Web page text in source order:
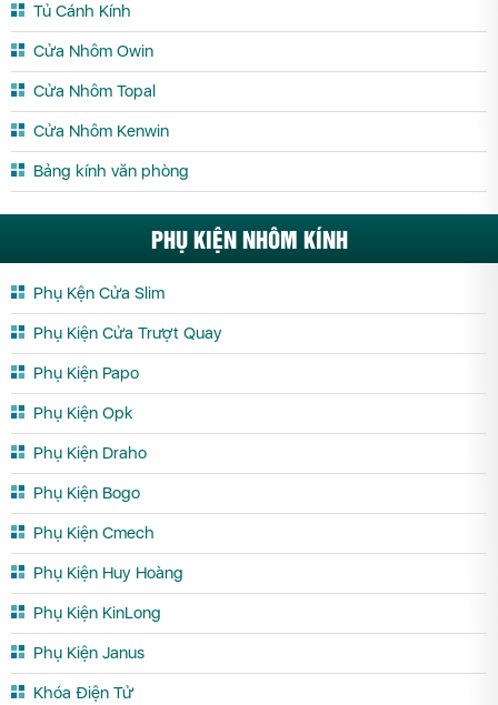
Tủ Cánh Kính
Cửa Nhôm Owin
Cửa Nhôm Topal
Cửa Nhôm Kenwin
Bảng kính văn phòng
PHỤ KIỆN NHÔM KÍNH
Phụ Kện Cửa Slim
Phụ Kiện Cửa Trượt Quay
Phụ Kiện Papo
Phụ Kiện Opk
Phụ Kiện Draho
Phụ Kiện Bogo
Phụ Kiện Cmech
Phụ Kiện Huy Hoàng
Phụ Kiện KinLong
Phụ Kiện Janus
Khóa Điện Tử